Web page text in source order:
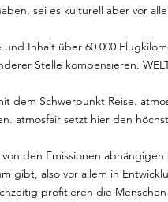
sei es kulturell aber vor
Inhalt über 60.000
Stelle kompensieren.
dem Schwerpunkt Reise.
atmosfair setzt hier den
den Emissionen
gibt, also vor allem in
profitieren die